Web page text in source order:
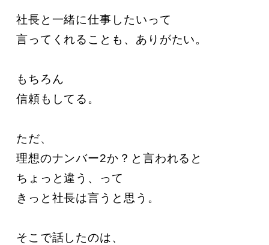
社長と一緒に仕事したいって
言ってくれることも、ありがたい。
もちろん
信頼もしてる。
ただ、
理想のナンバー2か？と言われると
ちょっと違う、って
きっと社長は言うと思う。
そこで話したのは、